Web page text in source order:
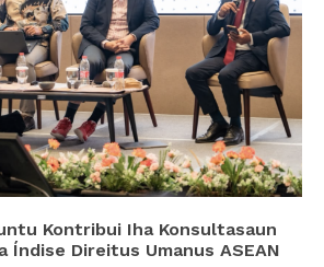
Kontribui Iha Konsultasaun
Índise Direitus Umanus ASEAN